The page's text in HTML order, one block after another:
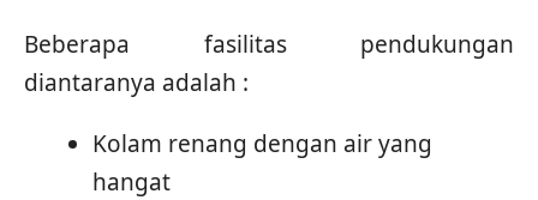
Beberapa fasilitas pendukungan
diantaranya adalah :
Kolam renang dengan air yang
hangat